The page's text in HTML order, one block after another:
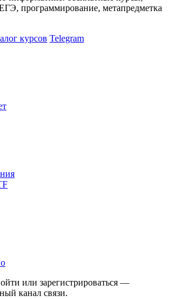
программирование, метапредметка
курсов Telegram
или зарегистрироваться —
канал связи.